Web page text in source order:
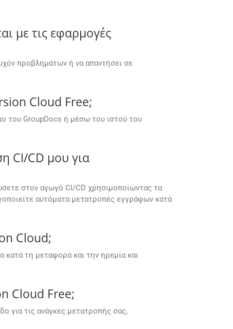
με τις εφαρμογές
προβλημάτων ή να απαντήσει σε
Cloud Free;
του GroupDocs ή μέσω του ιστού του
CI/CD μου για
στον αγωγό CI/CD χρησιμοποιώντας τα
αυτόματα μετατροπές εγγράφων κατά
Cloud;
τη μεταφορά και την ηρεμία και
Cloud Free;
για τις ανάγκες μετατροπής σας,